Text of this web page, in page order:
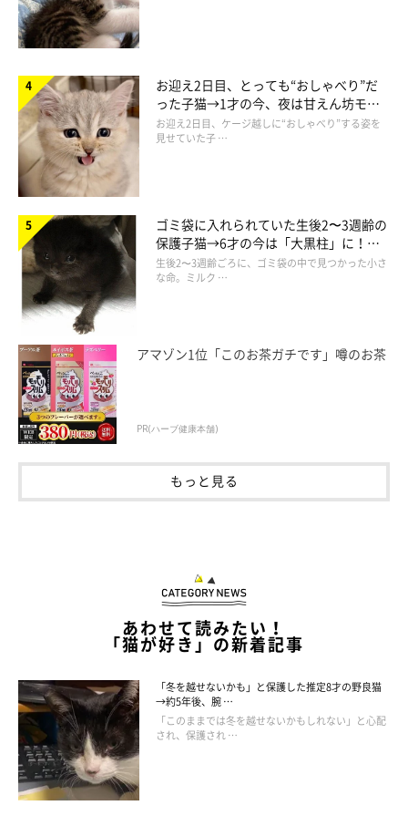
コットンさんは、もともと動物が好きで、外でねこを見かけた時
が、野良猫の多くは警戒心が強く、触れる機会はありませんでし
た。なので、「人間がねこに興味があっても、ねこは人間にあま
り興味がない動物なのだろう」と思っていたそうです。
しかし、たゆちゃんたち3匹のねこと暮らしたことで、
よっては、人間と触れたいという気持ちがあることを知り、人間
の片思いではなく、相思相愛になれる」ことを実感したといいま
す。
たゆちゃんとは短い期間しか一緒に過ごせませんでしたが、コッ
トンさんが「妻とたゆちゃんに会っていなかったら、こんな幸せ
な人生は絶対なかった」と言うほど、大きな存在
に、亡くなった後にもコットンさんの人生に大きな影響を及ぼす
ことになるのです。
お迎え2日目、とっても“おしゃべり”だ
った子猫→1才の今、夜は甘えん坊モー
ドになるコに成長！
お迎え2日目、ケージ越しに“おしゃべり”する姿を
見せていた子 …
ゴミ袋に入れられていた生後2〜3週齢の
保護子猫→6才の今は「大黒柱」に！
美しい黒猫に成長した姿にグッとくる
生後2〜3週齢ごろに、ゴミ袋の中で見つかった小さ
な命。ミルク …
アマゾン1位「このお茶ガチです」噂のお茶
PR(ハーブ健康本舗)
もっと見る
あわせて読みたい！
「猫が好き」の新着記事
「冬を越せないかも」と保護した推定8才の野良猫
→約5年後、腕 …
「このままでは冬を越せないかもしれない」と心配
され、保護され …